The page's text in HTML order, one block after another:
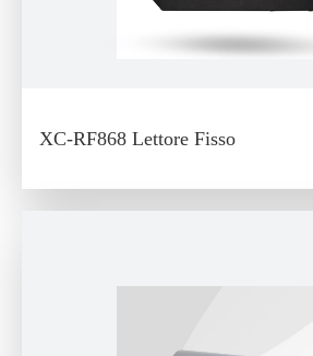
XC-RF868 Lettore Fisso